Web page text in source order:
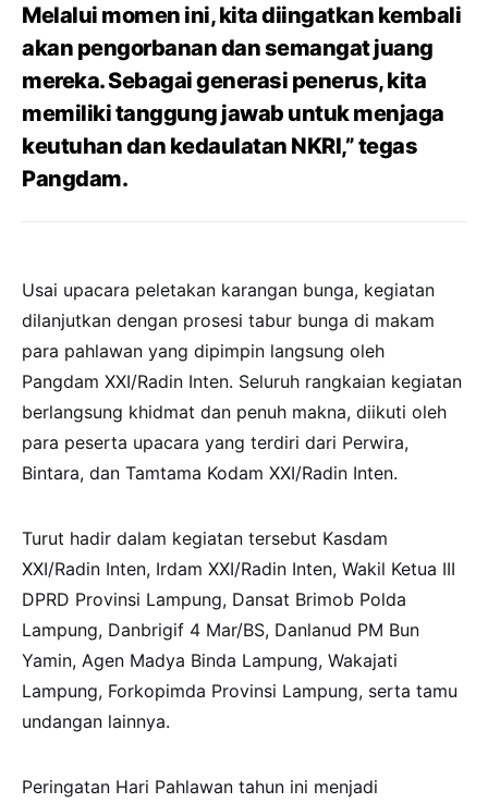
Melalui momen ini, kita diingatkan kembali
akan pengorbanan dan semangat juang
mereka. Sebagai generasi penerus, kita
memiliki tanggung jawab untuk menjaga
keutuhan dan kedaulatan NKRI,” tegas
Pangdam.
Usai upacara peletakan karangan bunga, kegiatan
dilanjutkan dengan prosesi tabur bunga di makam
para pahlawan yang dipimpin langsung oleh
Pangdam XXI/Radin Inten. Seluruh rangkaian kegiatan
berlangsung khidmat dan penuh makna, diikuti oleh
para peserta upacara yang terdiri dari Perwira,
Bintara, dan Tamtama Kodam XXI/Radin Inten.
Turut hadir dalam kegiatan tersebut Kasdam
XXI/Radin Inten, Irdam XXI/Radin Inten, Wakil Ketua III
DPRD Provinsi Lampung, Dansat Brimob Polda
Lampung, Danbrigif 4 Mar/BS, Danlanud PM Bun
Yamin, Agen Madya Binda Lampung, Wakajati
Lampung, Forkopimda Provinsi Lampung, serta tamu
undangan lainnya.
Peringatan Hari Pahlawan tahun ini menjadi